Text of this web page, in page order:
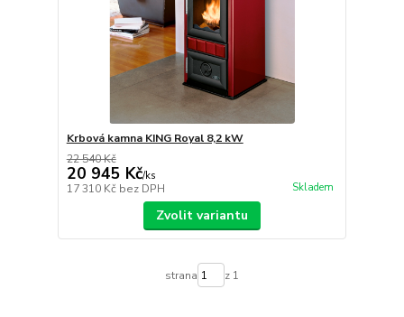
Krbová kamna KING Royal 8,2 kW
22 540 Kč
20 945 Kč/ks
17 310 Kč bez DPH Skladem
Zvolit variantu
strana z 1